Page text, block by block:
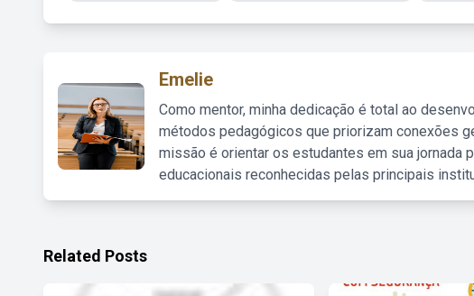
Emelie
Como mentor, minha dedicação é total ao
métodos pedagógicos que priorizam conexões
missão é orientar os estudantes em sua jornada
educacionais reconhecidas pelas principais
Related Posts